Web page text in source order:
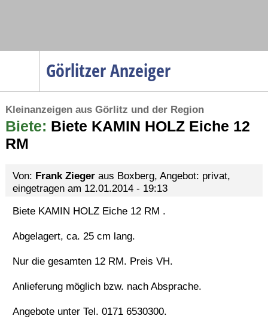
Görlitzer Anzeiger
Menüpunkte
Politik
Gesellschaft
Service
Kultur
Sport
Termine
Kostenlos
Kleinanzeigen aus Görlitz und der Region
Biete: Biete KAMIN HOLZ Eiche 12
RM
Von: Frank Ziegeraus Boxberg, Angebot: privat,
eingetragen am 12.01.2014 - 19:13
Biete KAMIN HOLZ Eiche 12 RM .
Abgelagert, ca. 25 cm lang.
Nur die gesamten 12 RM. Preis VH.
Anlieferung möglich bzw. nach Absprache.
Angebote unter Tel. 0171 6530300.